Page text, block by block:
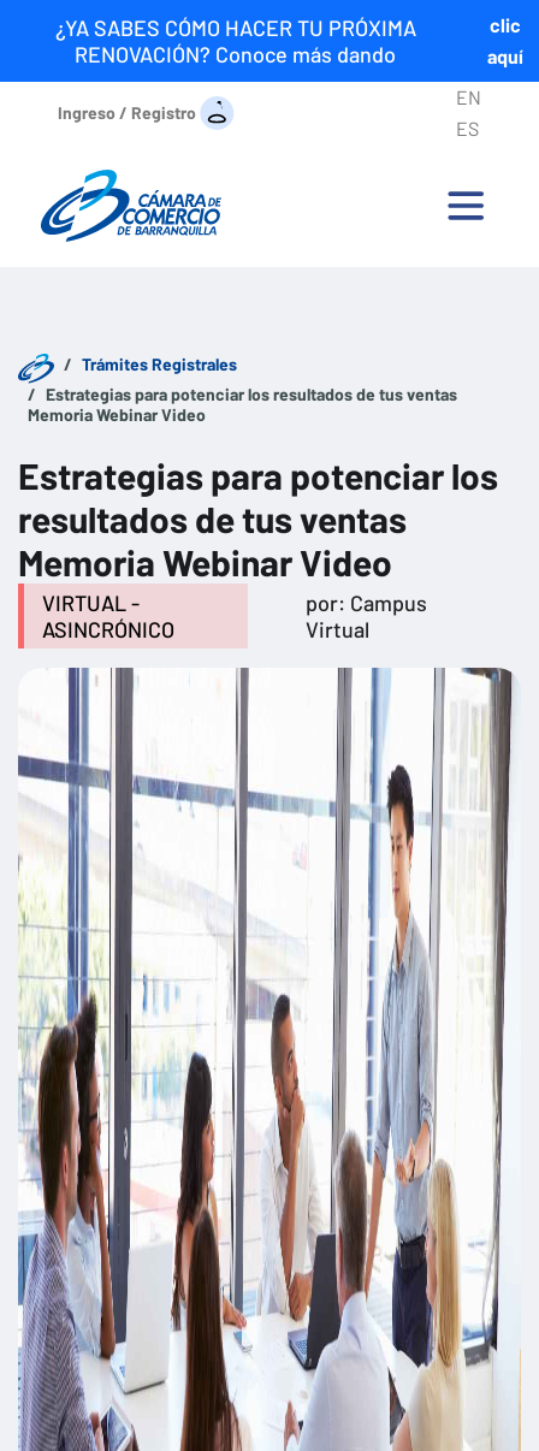
¿YA SABES CÓMO HACER TU PRÓXIMA
RENOVACIÓN? Conoce más dando
clic
aquí
Ingreso / Registro
EN
ES
Trámites Registrales
Estrategias para potenciar los resultados de tus ventas
Memoria Webinar Video
Estrategias para potenciar los
resultados de tus ventas
Memoria Webinar Video
VIRTUAL -
ASINCRÓNICO
por: Campus
Virtual